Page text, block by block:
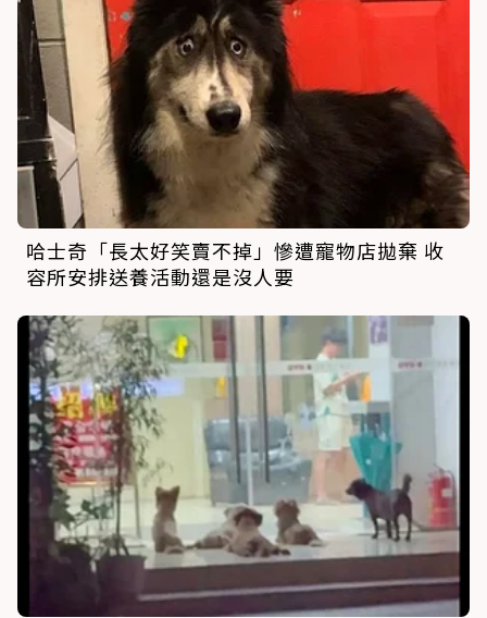
哈士奇「長太好笑賣不掉」慘遭寵物店拋棄 收
容所安排送養活動還是沒人要